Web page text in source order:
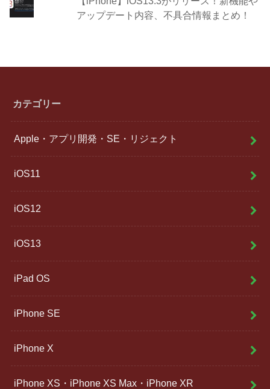
アップデート内容、不具合情報まとめ！
カテゴリー
Apple・アプリ開発・SE・リジェクト
iOS11
iOS12
iOS13
iPad OS
iPhone SE
iPhone X
iPhone XS・iPhone XS Max・iPhone XR